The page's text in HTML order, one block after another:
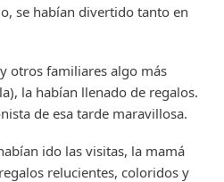
se habían divertido tanto en
otros familiares algo más
la habían llenado de regalos.
de esa tarde maravillosa.
ido las visitas, la mamá
relucientes, coloridos y